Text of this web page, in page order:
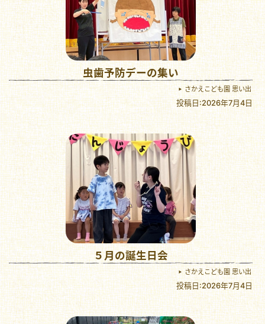
虫歯予防デーの集い
さかえこども園 思い出
投稿日:2026年7月4日
５月の誕生日会
さかえこども園 思い出
投稿日:2026年7月4日